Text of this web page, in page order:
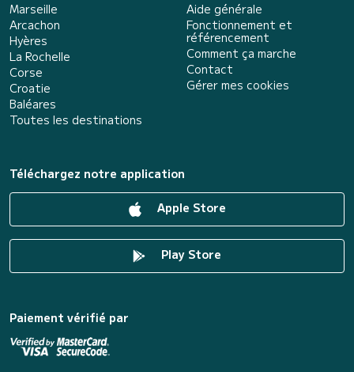
Marseille
Arcachon
Hyères
La Rochelle
Corse
Croatie
Baléares
Toutes les destinations
Aide générale
Fonctionnement et
référencement
Comment ça marche
Contact
Gérer mes cookies
Téléchargez notre application
Apple Store
Play Store
Paiement vérifié par